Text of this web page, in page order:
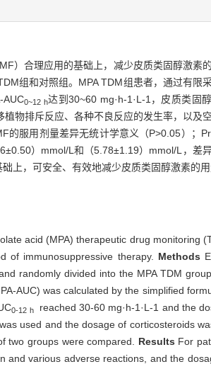
）合理应用的基础上，减少皮质类固醇激素
组和对照组。MPA TDM组患者，通过有限
AUC0~12 h达到30~60 mg·h-1·L-1，皮质类固
物排斥反应、各种不良反应的发生率，以及
的服用剂量差异无统计学意义（P>0.05）；
）mmol/L和（5.78±1.19）mmol/L，差
上，可安全、有效地减少皮质类固醇激素的用
acid (MPA) therapeutic drug monitoring
of immunosuppressive therapy. Methods
randomly divided into the MPA TDM
AUC) was calculated by the simplified
0-12 hreached 30-60 mg·h-1·L-1 and the
used and the dosage of corticosteroids
two groups were compared. Results For
and various adverse reactions, and the